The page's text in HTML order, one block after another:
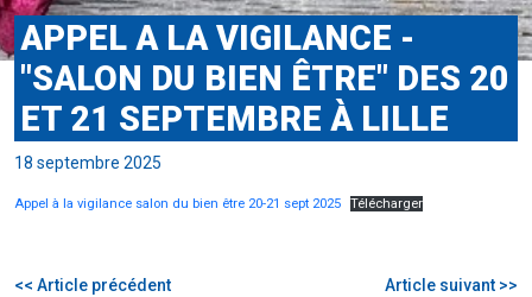
APPEL A LA VIGILANCE -
"SALON DU BIEN ÊTRE" DES 20
ET 21 SEPTEMBRE À LILLE
18 septembre 2025
Appel à la vigilance salon du bien être 20-21 sept 2025 Télécharger
<< Article précédent
Article suivant >>